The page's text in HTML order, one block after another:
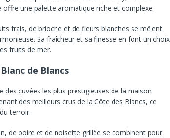
offre une palette aromatique riche et complexe.
frais, de brioche et de fleurs blanches se mêlent
Sa fraîcheur et sa finesse en font un choix
fruits de mer.
de Blancs
des cuvées les plus prestigieuses de la maison.
des meilleurs crus de la Côte des Blancs, ce
duterroir.
de poire et de noisette grillée se combinent pour